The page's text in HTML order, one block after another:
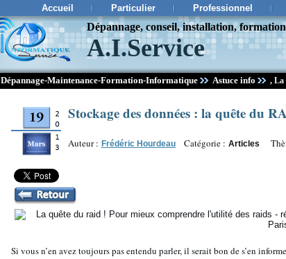
Accueil Particulier Professionnel
Dépannage, conseil, installation,
A.I.Service
Dépannage-Maintenance-Formation-Informatique Astuce info , La
Stockage des données : la quête du
Auteur : Frédéric Hourdeau Catégorie : Articles
Si vous n’en avez toujours pas entendu parler, il serait bon de s’en